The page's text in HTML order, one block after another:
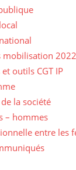
mobilisation 2022
outils CGT IP
la société
– hommes
entre les